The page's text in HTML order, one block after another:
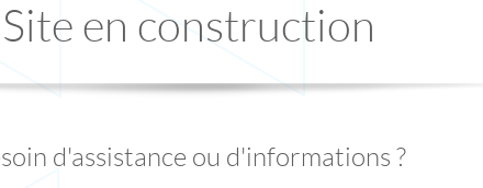
Site en construction
d'assistance ou d'informations ?